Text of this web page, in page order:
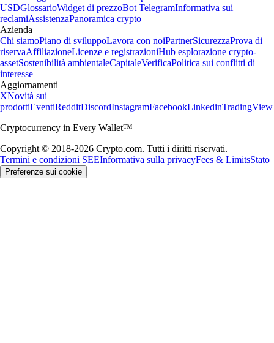
USDGlossarioWidget di prezzoBot TelegramInformativa sui
reclamiAssistenzaPanoramica crypto
Azienda
Chi siamoPiano di sviluppoLavora con noiPartnerSicurezzaProva di
riservaAffiliazioneLicenze e registrazioniHub esplorazione crypto-
assetSostenibilità ambientaleCapitaleVerificaPolitica sui conflitti di
interesse
Aggiornamenti
XNovità sui
prodottiEventiRedditDiscordInstagramFacebookLinkedinTradingView
Cryptocurrency in Every Wallet™
Copyright © 2018-2026 Crypto.com. Tutti i diritti riservati.
Termini e condizioni SEEInformativa sulla privacyFees & LimitsStato
Preferenze sui cookie